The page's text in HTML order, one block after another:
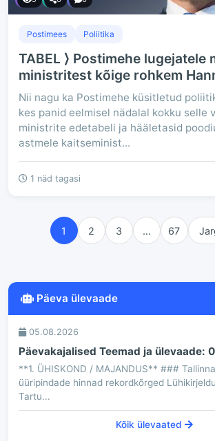
Postimees Poliitika
TABEL ⟩ Postimehe lugejatele
ministritest kõige rohkem
Nii nagu ka Postimehe küsitletud
kes panid eelmisel nädalal kokku selle
ministrite edetabeli ja hääletasid
astmele kaitseminist...
1 näd tagasi
1 2 3 … 67
Päeva ülevaade
05.08.2026
Päevakajalised Teemad ja ülevaade:
**1. ÜHISKOND / MAJANDUS** ###
üüripindade hinnad rekordkõrged
Tartu...
Kõik ülevaated